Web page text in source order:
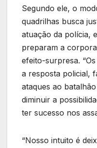
Segundo ele, o
quadrilhas busca
atuação da polícia,
preparam a
efeito-surpresa.
a resposta policial,
ataques ao
diminuir a
ter sucesso nos
“Nosso intuito é